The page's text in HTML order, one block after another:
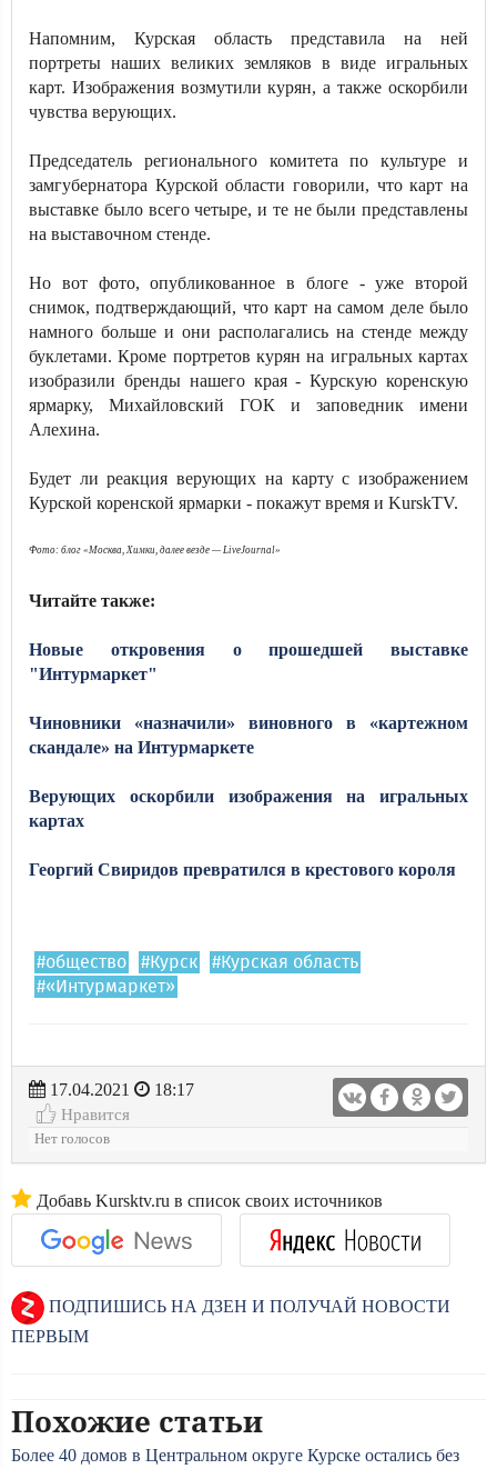
Напомним, Курская область представила на ней
портреты наших великих земляков в виде игральных
карт. Изображения возмутили курян, а также оскорбили
чувства верующих.
Председатель регионального комитета по культуре и
замгубернатора Курской области говорили, что карт на
выставке было всего четыре, и те не были представлены
на выставочном стенде.
Но вот фото, опубликованное в блоге - уже второй
снимок, подтверждающий, что карт на самом деле было
намного больше и они располагались на стенде между
буклетами. Кроме портретов курян на игральных картах
изобразили бренды нашего края - Курскую коренскую
ярмарку, Михайловский ГОК и заповедник имени
Алехина.
Будет ли реакция верующих на карту с изображением
Курской коренской ярмарки - покажут время и KurskTV.
Фото: блог «Москва, Химки, далее везде — LiveJournal»
Читайте также:
Новые откровения о прошедшей выставке
"Интурмаркет"
Чиновники «назначили» виновного в «картежном
скандале» на Интурмаркете
Верующих оскорбили изображения на игральных
картах
Георгий Свиридов превратился в крестового короля
#общество #Курск
#Курская область
#«Интурмаркет»
17.04.2021
18:17
Нравится
Нет голосов
Добавь Kursktv.ru в список своих источников
ПОДПИШИСЬ НА ДЗЕН И ПОЛУЧАЙ НОВОСТИ
ПЕРВЫМ
Похожие статьи
Более 40 домов в Центральном округе Курске остались без